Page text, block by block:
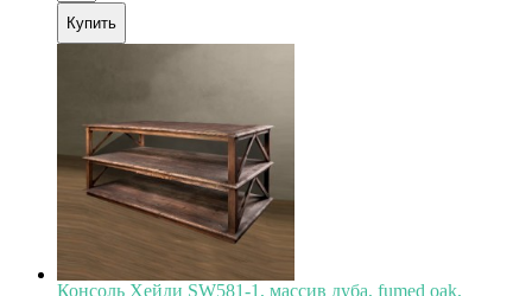
Купить
Консоль Хейди SW581-1, массив дуба, fumed oak,